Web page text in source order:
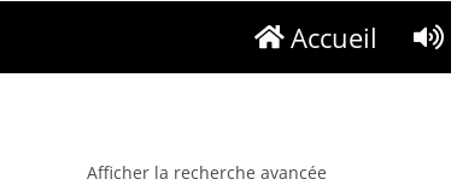
Accueil
Afficher la recherche avancée